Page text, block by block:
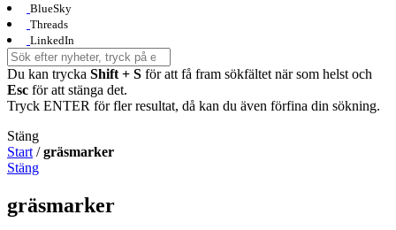
BlueSky
Threads
LinkedIn
Du kan trycka Shift + S för att få fram sökfältet när som helst och
Esc för att stänga det.
Tryck ENTER för fler resultat, då kan du även förfina din sökning.
Stäng
Start /gräsmarker
Stäng
gräsmarker